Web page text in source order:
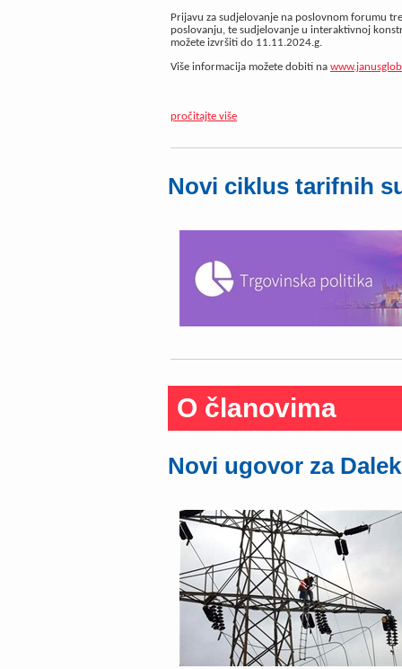
Prijavu za sudjelovanje na poslovnom forumu
poslovanju, te sudjelovanje u interaktivnoj
možete izvršiti do 11.11.2024.g.
Više informacija možete dobiti na
pročitajte više
Novi ciklus tarifnih
O članovima
Novi ugovor za